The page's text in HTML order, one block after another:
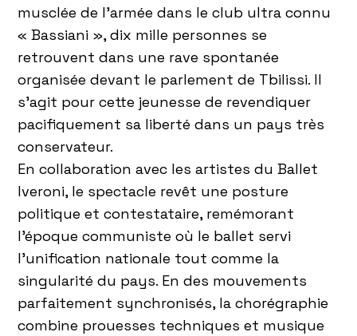
musclée de l’armée dans le club ultra connu
« Bassiani », dix mille personnes se
retrouvent dans une rave spontanée
organisée devant le parlement de Tbilissi. Il
s’agit pour cette jeunesse de revendiquer
pacifiquement sa liberté dans un pays très
conservateur.
En collaboration avec les artistes du Ballet
Iveroni, le spectacle revêt une posture
politique et contestataire, remémorant
l’époque communiste où le ballet servi
l’unification nationale tout comme la
singularité du pays. En des mouvements
parfaitement synchronisés, la chorégraphie
combine prouesses techniques et musique